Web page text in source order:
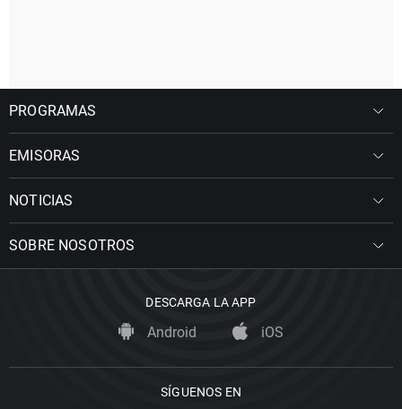
PROGRAMAS
EMISORAS
NOTICIAS
SOBRE NOSOTROS
DESCARGA LA APP
Android iOS
SÍGUENOS EN